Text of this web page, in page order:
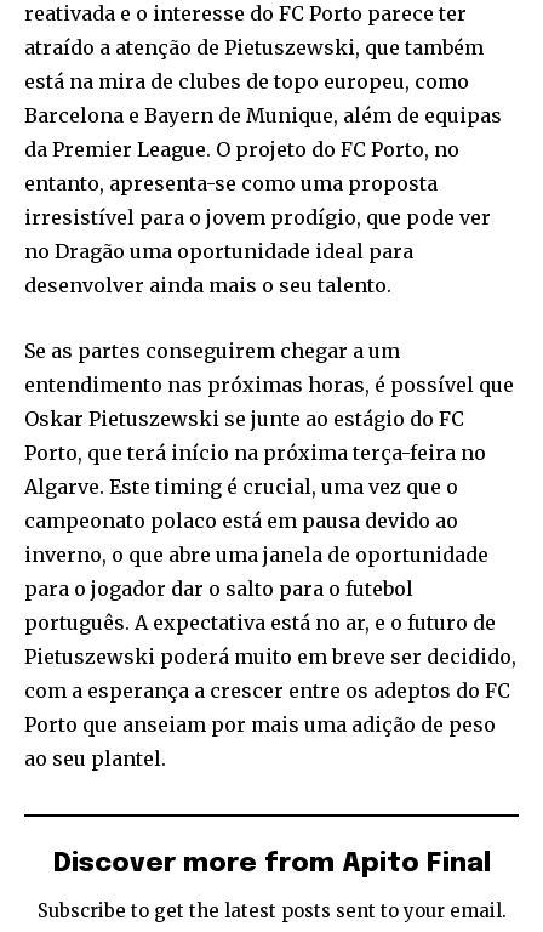
reativada e o interesse do FC Porto parece ter
atraído a atenção de Pietuszewski, que também
está na mira de clubes de topo europeu, como
Barcelona e Bayern de Munique, além de equipas
da Premier League. O projeto do FC Porto, no
entanto, apresenta-se como uma proposta
irresistível para o jovem prodígio, que pode ver
no Dragão uma oportunidade ideal para
desenvolver ainda mais o seu talento.
Se as partes conseguirem chegar a um
entendimento nas próximas horas, é possível que
Oskar Pietuszewski se junte ao estágio do FC
Porto, que terá início na próxima terça-feira no
Algarve. Este timing é crucial, uma vez que o
campeonato polaco está em pausa devido ao
inverno, o que abre uma janela de oportunidade
para o jogador dar o salto para o futebol
português. A expectativa está no ar, e o futuro de
Pietuszewski poderá muito em breve ser decidido,
com a esperança a crescer entre os adeptos do FC
Porto que anseiam por mais uma adição de peso
ao seu plantel.
Discover more from Apito Final
Subscribe to get the latest posts sent to your email.